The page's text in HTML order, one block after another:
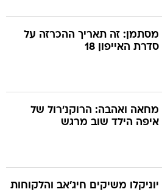
מסתמן: זה תאריך ההכרזה על
סדרת האייפון 18
מחאה ואהבה: הרוקנ'רול של
איפה הילד שוב מרגש
יוניקלו משיקים חיג'אב והלקוחות